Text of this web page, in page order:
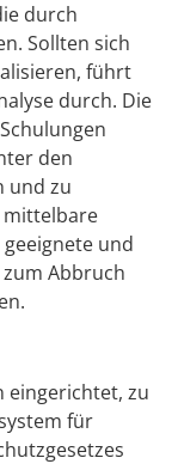
durch
Sollten sich
führt
durch. Die
den
und zu
mittelbare
und
Abbruch
eingerichtet, zu
für